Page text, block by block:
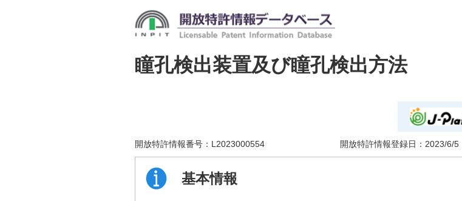
瞳孔検出装置及び瞳孔検出方法
開放特許情報番号： L2023000554 開放特許情報登録日： 2023/6/5
基本情報